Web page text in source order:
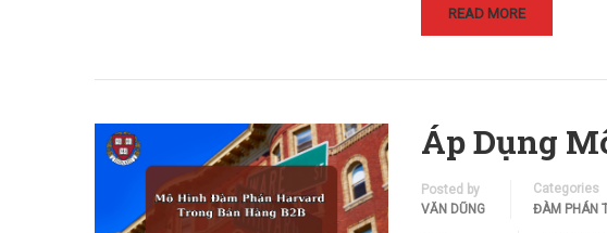
READ MORE
Áp Dụng
Posted by
VĂN DŨNG
Categories
ĐÀM PHÁN